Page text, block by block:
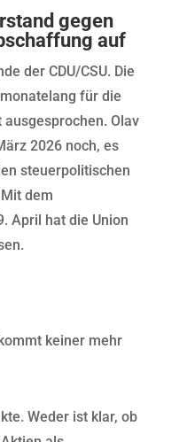
gegen
auf
der CDU/CSU. Die
für die
Olav
2026 noch, es
steuerpolitischen
dem
April hat die Union
keiner mehr
Weder ist klar, ob